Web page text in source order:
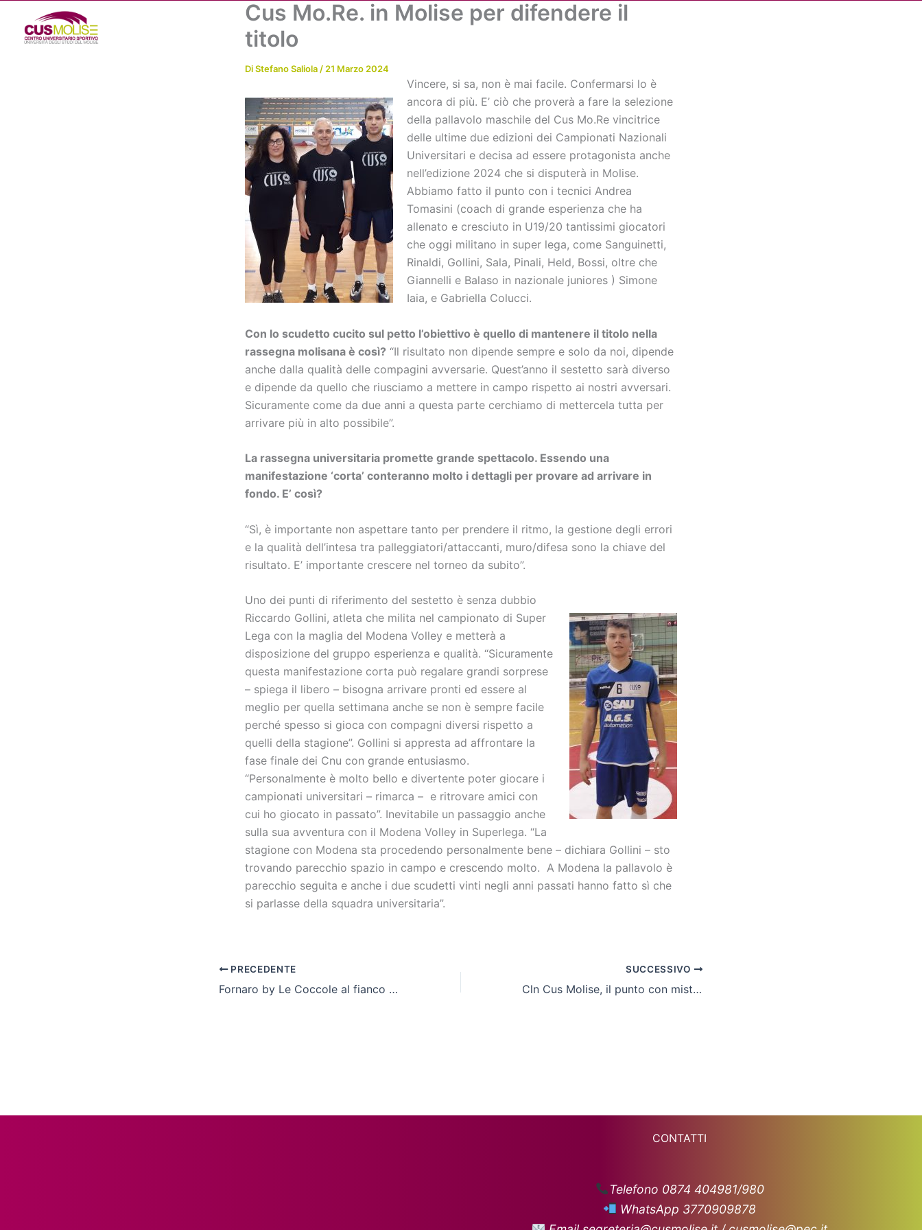
contenuto
Cus Mo.Re. in Molise per difendere il
titolo
DiStefano Saliola / 21 Marzo 2024
Vincere, si sa, non è mai facile. Confermarsi lo è
ancora di più. E’ ciò che proverà a fare la selezione
della pallavolo maschile del Cus Mo.Re vincitrice
delle ultime due edizioni dei Campionati Nazionali
Universitari e decisa ad essere protagonista anche
nell’edizione 2024 che si disputerà in Molise.
Abbiamo fatto il punto con i tecnici Andrea
Tomasini (coach di grande esperienza che ha
allenato e cresciuto in U19/20 tantissimi giocatori
che oggi militano in super lega, come Sanguinetti,
Rinaldi, Gollini, Sala, Pinali, Held, Bossi, oltre che
Giannelli e Balaso in nazionale juniores ) Simone
Iaia, e Gabriella Colucci.
Con lo scudetto cucito sul petto l’obiettivo è quello di mantenere il titolo nella
rassegna molisana è così? “Il risultato non dipende sempre e solo da noi, dipende
anche dalla qualità delle compagini avversarie. Quest’anno il sestetto sarà diverso
e dipende da quello che riusciamo a mettere in campo rispetto ai nostri avversari.
Sicuramente come da due anni a questa parte cerchiamo di mettercela tutta per
arrivare più in alto possibile”.
La rassegna universitaria promette grande spettacolo. Essendo una
manifestazione ‘corta’ conteranno molto i dettagli per provare ad arrivare in
fondo. E’ così?
“Sì, è importante non aspettare tanto per prendere il ritmo, la gestione degli errori
e la qualità dell’intesa tra palleggiatori/attaccanti, muro/difesa sono la chiave del
risultato. E’ importante crescere nel torneo da subito”.
Uno dei punti di riferimento del sestetto è senza dubbio
Riccardo Gollini, atleta che milita nel campionato di Super
Lega con la maglia del Modena Volley e metterà a
disposizione del gruppo esperienza e qualità. “Sicuramente
questa manifestazione corta può regalare grandi sorprese
– spiega il libero – bisogna arrivare pronti ed essere al
meglio per quella settimana anche se non è sempre facile
perché spesso si gioca con compagni diversi rispetto a
quelli della stagione”. Gollini si appresta ad affrontare la
fase finale dei Cnu con grande entusiasmo.
“Personalmente è molto bello e divertente poter giocare i
campionati universitari – rimarca – e ritrovare amici con
cui ho giocato in passato”. Inevitabile un passaggio anche
sulla sua avventura con il Modena Volley in Superlega. “La
stagione con Modena sta procedendo personalmente bene – dichiara Gollini – sto
trovando parecchio spazio in campo e crescendo molto. A Modena la pallavolo è
parecchio seguita e anche i due scudetti vinti negli anni passati hanno fatto sì che
si parlasse della squadra universitaria”.
PRECEDENTE
Fornaro by Le Coccole al fianco del Cln Cus Molise
SUCCESSIVO
Cln Cus Molise, il punto con mister Sanginario: “Uniti per centrare la salvezza”
CONTATTI
Telefono 0874 404981/980
WhatsApp 3770909878